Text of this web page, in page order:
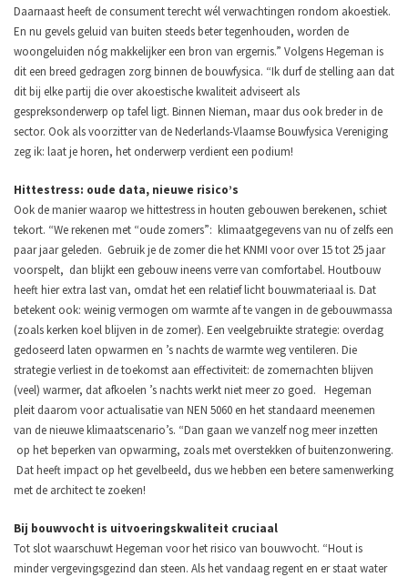
Daarnaast heeft de consument terecht wél verwachtingen rondom akoestiek.
En nu gevels geluid van buiten steeds beter tegenhouden, worden de
woongeluiden nóg makkelijker een bron van ergernis.” Volgens Hegeman is
dit een breed gedragen zorg binnen de bouwfysica. “Ik durf de stelling aan dat
dit bij elke partij die over akoestische kwaliteit adviseert als
gespreksonderwerp op tafel ligt. Binnen Nieman, maar dus ook breder in de
sector. Ook als voorzitter van de Nederlands-Vlaamse Bouwfysica Vereniging
zeg ik: laat je horen, het onderwerp verdient een podium!
Hittestress: oude data, nieuwe risico’s
Ook de manier waarop we hittestress in houten gebouwen berekenen, schiet
tekort. “We rekenen met “oude zomers”: klimaatgegevens van nu of zelfs een
paar jaar geleden. Gebruik je de zomer die het KNMI voor over 15 tot 25 jaar
voorspelt, dan blijkt een gebouw ineens verre van comfortabel. Houtbouw
heeft hier extra last van, omdat het een relatief licht bouwmateriaal is. Dat
betekent ook: weinig vermogen om warmte af te vangen in de gebouwmassa
(zoals kerken koel blijven in de zomer). Een veelgebruikte strategie: overdag
gedoseerd laten opwarmen en ’s nachts de warmte weg ventileren. Die
strategie verliest in de toekomst aan effectiviteit: de zomernachten blijven
(veel) warmer, dat afkoelen ’s nachts werkt niet meer zo goed. Hegeman
pleit daarom voor actualisatie van NEN 5060 en het standaard meenemen
van de nieuwe klimaatscenario’s. “Dan gaan we vanzelf nog meer inzetten
op het beperken van opwarming, zoals met overstekken of buitenzonwering.
Dat heeft impact op het gevelbeeld, dus we hebben een betere samenwerking
met de architect te zoeken!
Bij bouwvocht is uitvoeringskwaliteit cruciaal
Tot slot waarschuwt Hegeman voor het risico van bouwvocht. “Hout is
minder vergevingsgezind dan steen. Als het vandaag regent en er staat water